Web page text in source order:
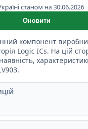
станом на 30.06.2026
Оновити
компонент
Logic ICs. На цій